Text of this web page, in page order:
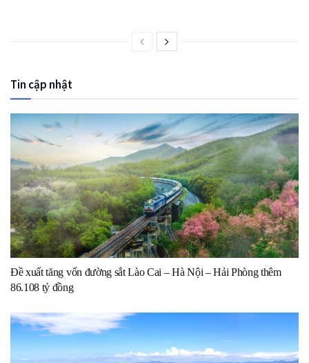
Tin cập nhật
Đề xuất tăng vốn đường sắt Lào Cai – Hà Nội – Hải Phòng thêm
86.108 tỷ đồng